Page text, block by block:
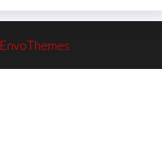
EnvoThemes